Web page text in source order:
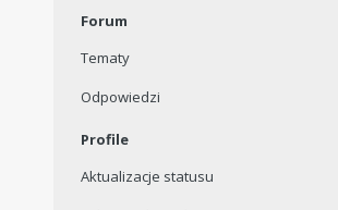
Forum
Tematy
Odpowiedzi
Profile
Aktualizacje statusu